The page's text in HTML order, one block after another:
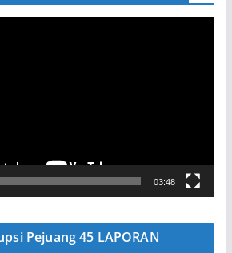
03:48
Pejuang 45 LAPORAN